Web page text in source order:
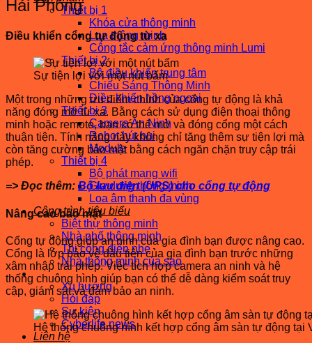
Thiết bị 1
Khóa cửa thông minh
Loa thông minh
Công tắc cảm ứng thông minh Lumi
Thiết bị 2
Bộ điều khiển trung tâm
Chiếu Sáng Thông Minh
Điều khiển hồng ngoại
Thiết bị 3
Camera An Ninh
Robot hút bụi
Module
Thiết bị 4
Bộ phát mạng wifi
Gia dụng thông minh
Loa âm thanh đa vùng
Công trình tiêu biểu
Biệt thự thông minh
Nhà phố thông minh
Thi công điện nhẹ
Nhà thông minh của sao
Tin tức – Sự kiện
Xu hướng
Hỏi đáp
Sự kiện
Cyberlife news
Liên hệ
Hải Phòng
Điều khiển cổng tự động từ xa
Sự tiện lợi với một nút bấm
Một trong những ưu điểm chính của cổng tự động là khả
năng đóng mở từ xa. Bằng cách sử dụng điện thoại thông
minh hoặc remote, bạn có thể mở và đóng cổng một cách
thuận tiện. Tính năng này không chỉ tăng thêm sự tiện lợi mà
còn tăng cường bảo mật bằng cách ngăn chặn truy cập trái
phép.
=> Đọc thêm: Bộ lưu điện (UPS) cho cổng tự động
Nâng cao bảo mật
Cổng tự động giúp an ninh của gia đình bạn được nâng cao.
Cổng là lớp bảo vệ đầu tiên của gia đình bạn trước những
xâm nhập trái phép. Việc tích hợp camera an ninh và hệ
thống chuông hình giúp bạn có thể dễ dàng kiểm soát truy
cập, giám sát và đảm bảo an ninh.
Hệ thống chuông hình kết hợp cổng âm sàn tự động tại